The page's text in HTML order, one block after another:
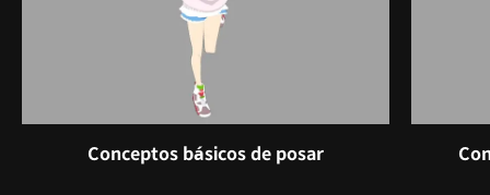
Conceptos básicos de posar